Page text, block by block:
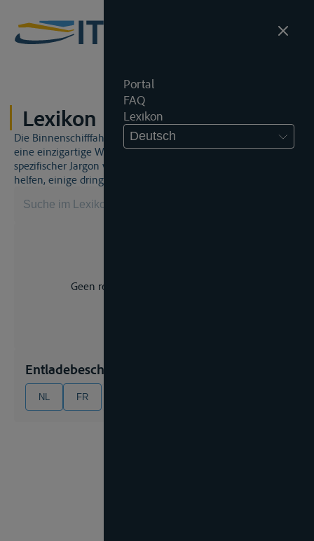
Portal
FAQ
Lexikon
Deutsch
Lexikon
Die Binnenschifffahrt und das Binnenschifffahrtsrecht sind
eine einzigartige Welt. Dies bedeutet, dass häufig ein
spezifischer Jargon verwendet wird. Dieses Lexikon wird Ihnen
helfen, einige dringend benötigte Begriffe zu beherrschen.
Geen resultaat voor uw zoekopdracht.
Entladebescheinigung
NL FR